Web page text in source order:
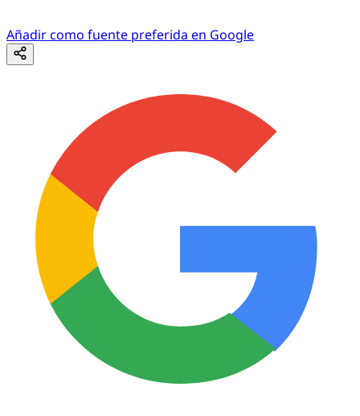
Añadir como fuente preferida en Google